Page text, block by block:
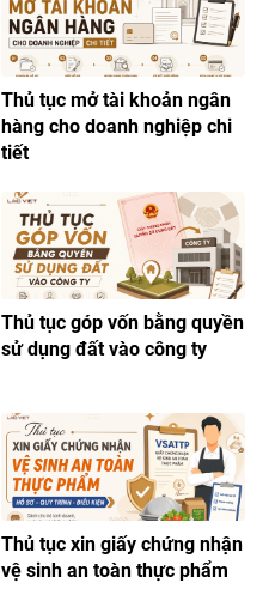
Thủ tục mở tài khoản ngân
hàng cho doanh nghiệp chi
tiết
Thủ tục góp vốn bằng quyền
sử dụng đất vào công ty
Thủ tục xin giấy chứng nhận
vệ sinh an toàn thực phẩm